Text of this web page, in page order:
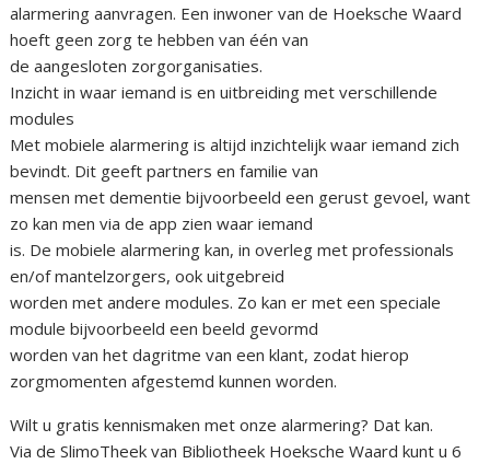
alarmering aanvragen. Een inwoner van de Hoeksche Waard
hoeft geen zorg te hebben van één van
de aangesloten zorgorganisaties.
Inzicht in waar iemand is en uitbreiding met verschillende
modules
Met mobiele alarmering is altijd inzichtelijk waar iemand zich
bevindt. Dit geeft partners en familie van
mensen met dementie bijvoorbeeld een gerust gevoel, want
zo kan men via de app zien waar iemand
is. De mobiele alarmering kan, in overleg met professionals
en/of mantelzorgers, ook uitgebreid
worden met andere modules. Zo kan er met een speciale
module bijvoorbeeld een beeld gevormd
worden van het dagritme van een klant, zodat hierop
zorgmomenten afgestemd kunnen worden.
Wilt u gratis kennismaken met onze alarmering? Dat kan.
Via de SlimoTheek van Bibliotheek Hoeksche Waard kunt u 6